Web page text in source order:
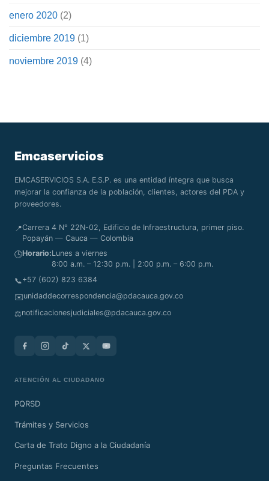
enero 2020 (2)
diciembre 2019 (1)
noviembre 2019 (4)
Emcaservicios
EMCASERVICIOS S.A. E.S.P. es una entidad íntegra que busca
mejorar la confianza de la población, clientes, actores del PDA y
proveedores.
📍Carrera 4 N° 22N-02, Edificio de Infraestructura, primer piso.
Popayán — Cauca — Colombia
🕒Horario:Lunes a viernes
8:00 a.m. – 12:30 p.m. | 2:00 p.m. – 6:00 p.m.
📞+57 (602) 823 6384
✉️unidaddecorrespondencia@pdacauca.gov.co
⚖️notificacionesjudiciales@pdacauca.gov.co
ATENCIÓN AL CIUDADANO
PQRSD
Trámites y Servicios
Carta de Trato Digno a la Ciudadanía
Preguntas Frecuentes